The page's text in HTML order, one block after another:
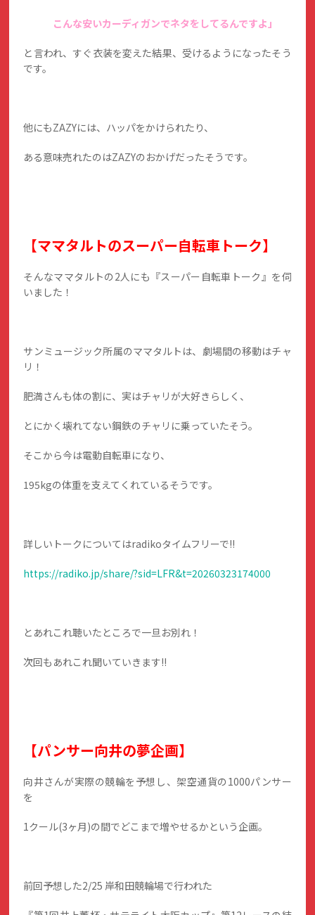
こんな安いカーディガンでネタをしてるんですよ」
と言われ、すぐ衣装を変えた結果、受けるようになったそう
です。
他にもZAZYには、ハッパをかけられたり、
ある意味売れたのはZAZYのおかげだったそうです。
【ママタルトのスーパー自転車トーク】
そんなママタルトの2人にも『スーパー自転車トーク』を伺
いました！
サンミュージック所属のママタルトは、劇場間の移動はチャ
リ！
肥満さんも体の割に、実はチャリが大好きらしく、
とにかく壊れてない鋼鉄のチャリに乗っていたそう。
そこから今は電動自転車になり、
195kgの体重を支えてくれているそうです。
詳しいトークについてはradikoタイムフリーで!!
https://radiko.jp/share/?sid=LFR&t=20260323174000
とあれこれ聴いたところで一旦お別れ！
次回もあれこれ聞いていきます!!
【パンサー向井の夢企画】
向井さんが実際の競輪を予想し、架空通貨の1000パンサー
を
1クール(3ヶ月)の間でどこまで増やせるかという企画。
前回予想した2/25 岸和田競輪場で行われた